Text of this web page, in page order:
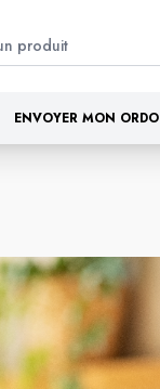
ENVOYER MON ORDO